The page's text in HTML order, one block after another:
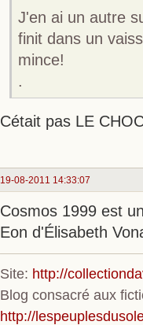
J'en ai un autre
finit dans un
mince!
.
Cétait pas LE
19-08-2011 14:33:07
Cosmos 1999 est
Eon d'Élisabeth
Site: http://
Blog consacré aux
http://